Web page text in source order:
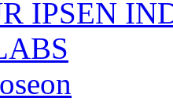
IPSEN